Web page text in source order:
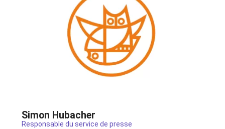
Simon Hubacher
Responsable du service de presse